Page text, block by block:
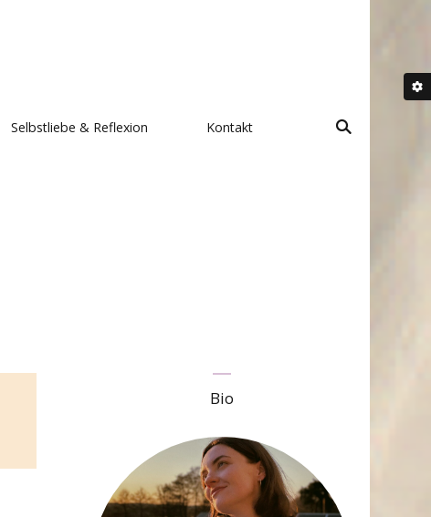
Selbstliebe & Reflexion Kontakt
Bio